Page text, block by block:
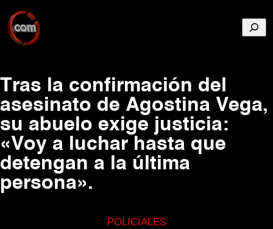
Tras la confirmación del
asesinato de Agostina Vega,
su abuelo exige justicia:
«Voy a luchar hasta que
detengan a la última
persona».
POLICIALES